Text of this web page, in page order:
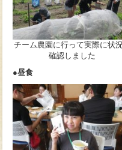
チーム農園に行って実際に状
確認しました
●昼食